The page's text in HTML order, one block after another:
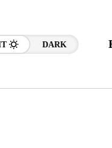
DARK